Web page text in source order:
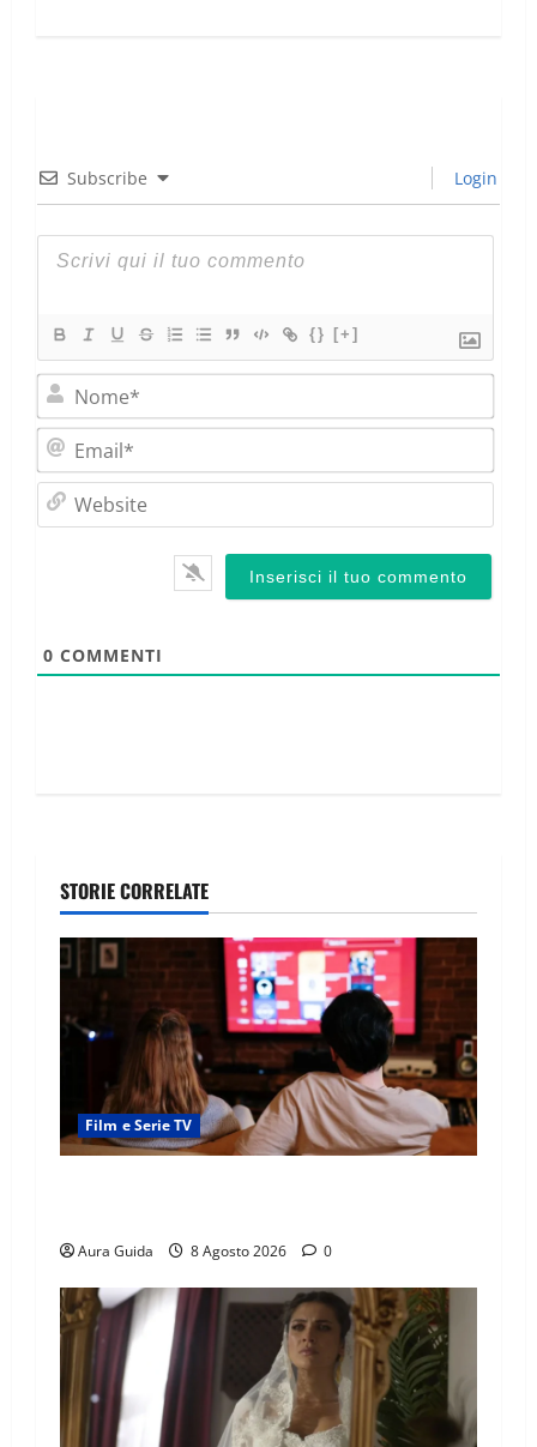
Subscribe Login
{} [+]
0 COMMENTI
STORIE CORRELATE
Film e Serie TV
Aura Guida 8 Agosto 2026 0